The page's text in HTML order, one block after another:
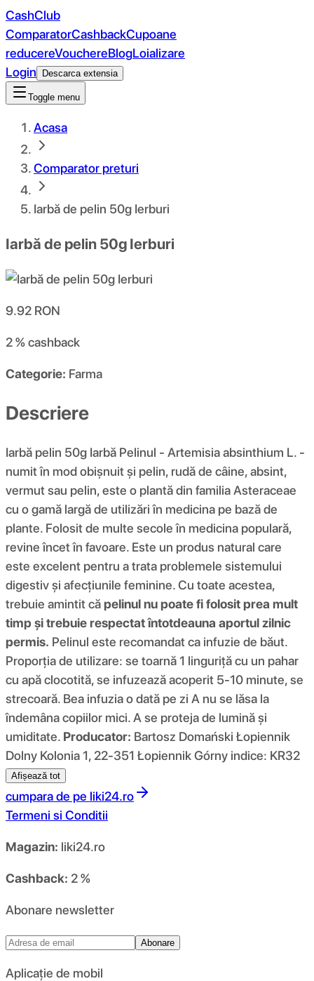
CashClub
ComparatorCashbackCupoane
reducereVouchereBlogLoializare
Login
Descarca extensia
Toggle menu
Acasa
Comparator preturi
Iarbă de pelin 50g Ierburi
Iarbă de pelin 50g Ierburi
9.92 RON
2 %cashback
Categorie: Farma
Descriere
Iarbă pelin 50g Iarbă Pelinul - Artemisia absinthium L. -
numit în mod obișnuit și pelin, rudă de câine, absint,
vermut sau pelin, este o plantă din familia Asteraceae
cu o gamă largă de utilizări în medicina pe bază de
plante. Folosit de multe secole în medicina populară,
revine încet în favoare. Este un produs natural care
este excelent pentru a trata problemele sistemului
digestiv și afecțiunile feminine. Cu toate acestea,
trebuie amintit căpelinul nu poate fi folosit prea mult
timp și trebuie respectat întotdeauna aportul zilnic
permis. Pelinul este recomandat ca infuzie de băut.
Proporția de utilizare: se toarnă 1 linguriță cu un pahar
cu apă clocotită, se infuzează acoperit 5-10 minute, se
strecoară. Bea infuzia o dată pe zi A nu se lăsa la
îndemâna copiilor mici. A se proteja de lumină și
umiditate. Producator: Bartosz Domański Łopiennik
Dolny Kolonia 1, 22-351 Łopiennik Górny indice: KR32
Afișează tot
cumpara de pe liki24.ro
Termeni si Conditii
Magazin: liki24.ro
Cashback: 2 %
Abonare newsletter
Abonare
Aplicație de mobil